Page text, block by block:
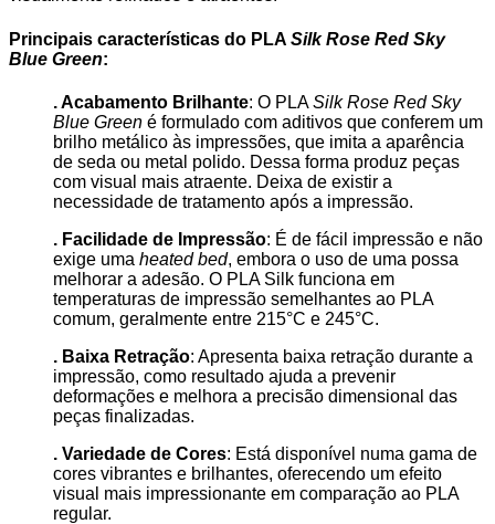
Principais características do PLA Silk Rose Red Sky
Blue Green:
. Acabamento Brilhante: O PLASilk Rose Red Sky
Blue Green é formulado com aditivos que conferem um
brilho metálico às impressões, que imita a aparência
de seda ou metal polido. Dessa forma produz peças
com visual mais atraente. Deixa de existir a
necessidade de tratamento após a impressão.
. Facilidade de Impressão: É de fácil impressão e não
exige uma heated bed, embora o uso de uma possa
melhorar a adesão. O PLA Silk funciona em
temperaturas de impressão semelhantes ao PLA
comum, geralmente entre 215°C e 245°C.
. Baixa Retração: Apresenta baixa retração durante a
impressão, como resultado ajuda a prevenir
deformações e melhora a precisão dimensional das
peças finalizadas.
. Variedade de Cores: Está disponível numa gama de
cores vibrantes e brilhantes, oferecendo um efeito
visual mais impressionante em comparação ao PLA
regular.